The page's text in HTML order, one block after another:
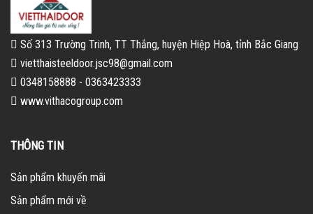
Số 313 Trường Trinh, TT Thắng, huyện Hiệp Hoà, tỉnh Bắc Giang
vietthaisteeldoor.jsc98@gmail.com
0348158888 - 0363423333
www.vithacogroup.com
THÔNG TIN
Sản phẩm khuyến mãi
Sản phẩm mới về